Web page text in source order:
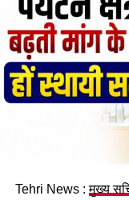
Tehri News :मुख्य